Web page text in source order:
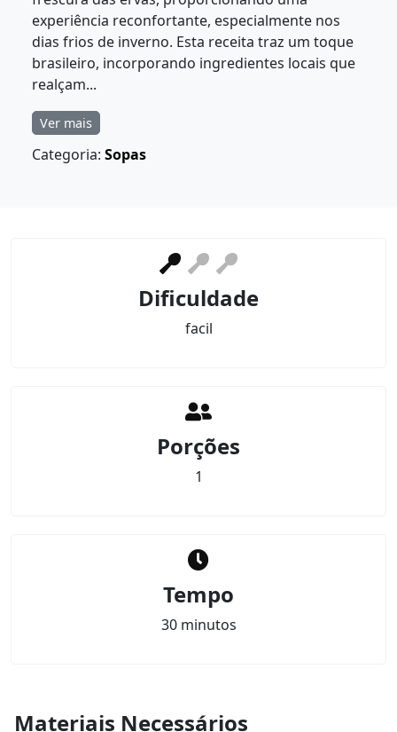
experiência reconfortante, especialmente nos
dias frios de inverno. Esta receita traz um toque
brasileiro, incorporando ingredientes locais que
realçam...
Ver mais
Categoria: Sopas
Dificuldade
facil
Porções
1
Tempo
30 minutos
Materiais Necessários